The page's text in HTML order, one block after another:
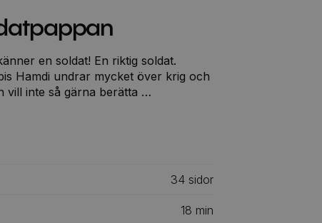
en soldat! En riktig soldat.
Hamdi undrar mycket över krig och
vill inte så gärna berätta …
34 ‎‎ sidor
18 min